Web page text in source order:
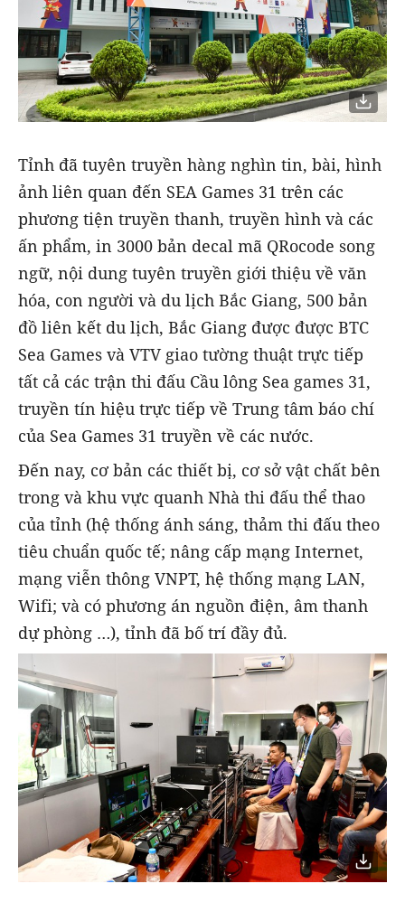
Tỉnh đã tuyên truyền hàng nghìn tin, bài, hình
ảnh liên quan đến SEA Games 31 trên các
phương tiện truyền thanh, truyền hình và các
ấn phẩm, in 3000 bản decal mã QRocode song
ngữ, nội dung tuyên truyền giới thiệu về văn
hóa, con người và du lịch Bắc Giang, 500 bản
đồ liên kết du lịch, Bắc Giang được được BTC
Sea Games và VTV giao tường thuật trực tiếp
tất cả các trận thi đấu Cầu lông Sea games 31,
truyền tín hiệu trực tiếp về Trung tâm báo chí
của Sea Games 31 truyền về các nước.
Đến nay, cơ bản các thiết bị, cơ sở vật chất bên
trong và khu vực quanh Nhà thi đấu thể thao
của tỉnh (hệ thống ánh sáng, thảm thi đấu theo
tiêu chuẩn quốc tế; nâng cấp mạng Internet,
mạng viễn thông VNPT, hệ thống mạng LAN,
Wifi; và có phương án nguồn điện, âm thanh
dự phòng …), tỉnh đã bố trí đầy đủ.